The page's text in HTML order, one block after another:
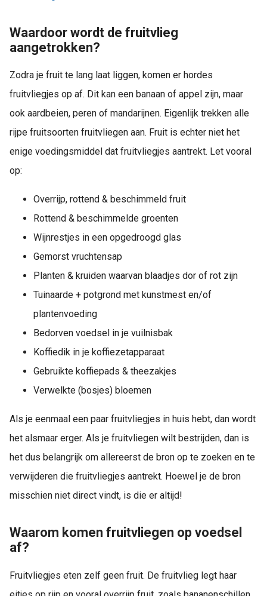
Waardoor wordt de fruitvlieg
aangetrokken?
Zodra je fruit te lang laat liggen, komen er hordes
fruitvliegjes op af. Dit kan een banaan of appel zijn, maar
ook aardbeien, peren of mandarijnen. Eigenlijk trekken alle
rijpe fruitsoorten fruitvliegen aan. Fruit is echter niet het
enige voedingsmiddel dat fruitvliegjes aantrekt. Let vooral
op:
Overrijp, rottend & beschimmeld fruit
Rottend & beschimmelde groenten
Wijnrestjes in een opgedroogd glas
Gemorst vruchtensap
Planten & kruiden waarvan blaadjes dor of rot zijn
Tuinaarde + potgrond met kunstmest en/of
plantenvoeding
Bedorven voedsel in je vuilnisbak
Koffiedik in je koffiezetapparaat
Gebruikte koffiepads & theezakjes
Verwelkte (bosjes) bloemen
Als je eenmaal een paar fruitvliegjes in huis hebt, dan wordt
het alsmaar erger. Als je fruitvliegen wilt bestrijden, dan is
het dus belangrijk om allereerst de bron op te zoeken en te
verwijderen die fruitvliegjes aantrekt. Hoewel je de bron
misschien niet direct vindt, is die er altijd!
Waarom komen fruitvliegen op voedsel
af?
Fruitvliegjes eten zelf geen fruit. De fruitvlieg legt haar